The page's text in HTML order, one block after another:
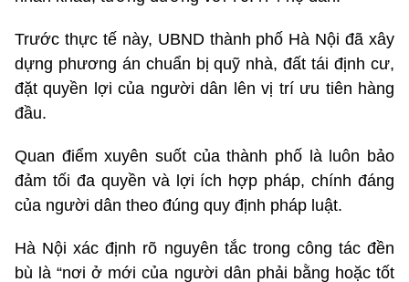
Trước thực tế này, UBND thành phố Hà Nội đã xây
dựng phương án chuẩn bị quỹ nhà, đất tái định cư,
đặt quyền lợi của người dân lên vị trí ưu tiên hàng
đầu.
Quan điểm xuyên suốt của thành phố là luôn bảo
đảm tối đa quyền và lợi ích hợp pháp, chính đáng
của người dân theo đúng quy định pháp luật.
Hà Nội xác định rõ nguyên tắc trong công tác đền
bù là “nơi ở mới của người dân phải bằng hoặc tốt